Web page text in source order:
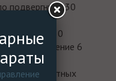
подвергнуто 30
без
30
в течение 6
вирусного
4 животных